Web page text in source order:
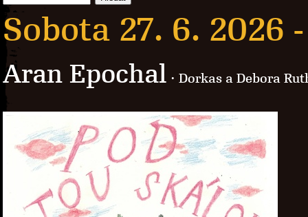
Sobota 27. 6. 2026
Aran Epochal · Dorkas a Debora